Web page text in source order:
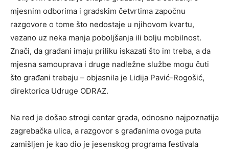
mjesnim odborima i gradskim četvrtima započnu
razgovore o tome što nedostaje u njihovom kvartu,
vezano uz neka manja poboljšanja ili bolju mobilnost.
Znači, da građani imaju priliku iskazati što im treba, a da
mjesna samouprava i druge nadležne službe mogu čuti
što građani trebaju – objasnila je Lidija Pavić-Rogošić,
direktorica Udruge ODRAZ.
Na red je došao strogi centar grada, odnosno najpoznatija
zagrebačka ulica, a razgovor s građanima ovoga puta
zamišljen je kao dio je jesenskog programa festivala